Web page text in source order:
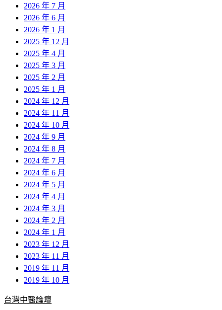
2026 年 7 月
2026 年 6 月
2026 年 1 月
2025 年 12 月
2025 年 4 月
2025 年 3 月
2025 年 2 月
2025 年 1 月
2024 年 12 月
2024 年 11 月
2024 年 10 月
2024 年 9 月
2024 年 8 月
2024 年 7 月
2024 年 6 月
2024 年 5 月
2024 年 4 月
2024 年 3 月
2024 年 2 月
2024 年 1 月
2023 年 12 月
2023 年 11 月
2019 年 11 月
2019 年 10 月
台灣中醫論壇